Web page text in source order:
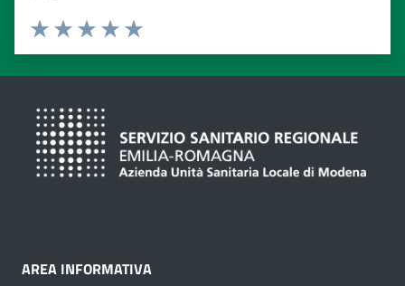
Valuta da 1 a 5 stelle
Valuta 5 stelle su 5
Valuta 4 stelle su 5
Valuta 3 stelle su 5
Valuta 2 stelle su 5
Valuta 1 stelle su 5
AREA INFORMATIVA